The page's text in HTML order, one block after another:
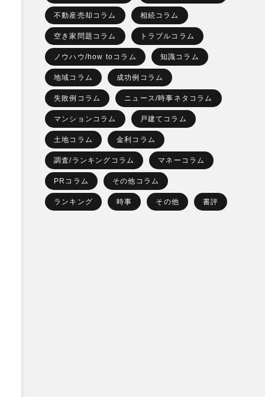
不動産売却コラム 相続コラム
空き家問題コラム トラブルコラム
ノウハウ/how toコラム 知識コラム
地域コラム 成功例コラム
失敗例コラム ニュース/時事ネタコラム
マンションコラム 戸建てコラム
土地コラム 金利コラム
調査/ランキングコラム マネーコラム
PRコラム その他コラム
ランキング 時事 その他 書評